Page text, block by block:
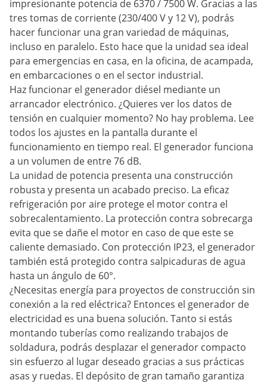
impresionante potencia de 6370 / 7500 W. Gracias a las
tres tomas de corriente (230/400 V y 12 V), podrás
hacer funcionar una gran variedad de máquinas,
incluso en paralelo. Esto hace que la unidad sea ideal
para emergencias en casa, en la oficina, de acampada,
en embarcaciones o en el sector industrial.
Haz funcionar el generador diésel mediante un
arrancador electrónico. ¿Quieres ver los datos de
tensión en cualquier momento? No hay problema. Lee
todos los ajustes en la pantalla durante el
funcionamiento en tiempo real. El generador funciona
a un volumen de entre 76 dB.
La unidad de potencia presenta una construcción
robusta y presenta un acabado preciso. La eficaz
refrigeración por aire protege el motor contra el
sobrecalentamiento. La protección contra sobrecarga
evita que se dañe el motor en caso de que este se
caliente demasiado. Con protección IP23, el generador
también está protegido contra salpicaduras de agua
hasta un ángulo de 60°.
¿Necesitas energía para proyectos de construcción sin
conexión a la red eléctrica? Entonces el generador de
electricidad es una buena solución. Tanto si estás
montando tuberías como realizando trabajos de
soldadura, podrás desplazar el generador compacto
sin esfuerzo al lugar deseado gracias a sus prácticas
asas y ruedas. El depósito de gran tamaño garantiza